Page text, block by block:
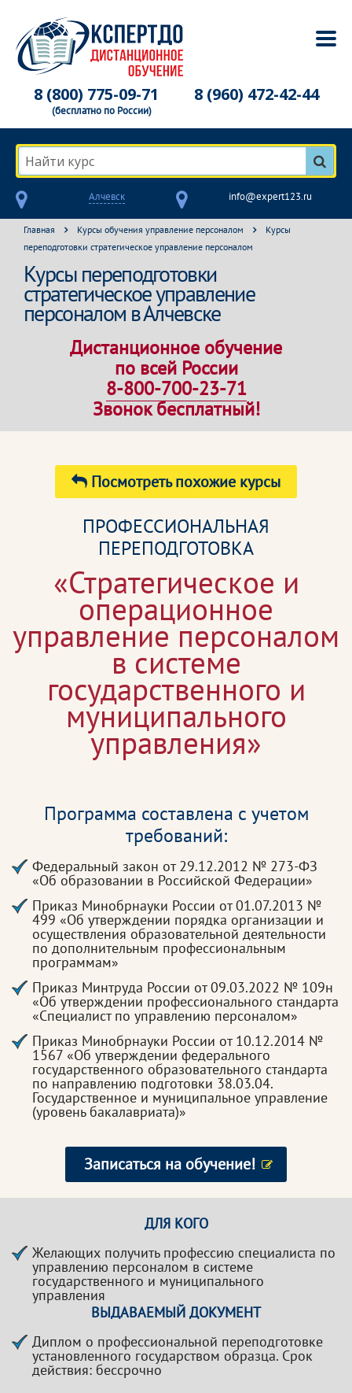
8 (800) 775-09-71
(бесплатно по России)
8 (960) 472-42-44
Найти курс
Алчевск info@expert123.ru
Главная Курсы обучения управление персоналом
Курсы
переподготовки стратегическое управление персоналом
Курсы переподготовки
стратегическое управление
персоналом в Алчевске
Дистанционное обучение
по всей России
8-800-700-23-71
Звонок бесплатный!
Посмотреть похожие курсы
ПРОФЕССИОНАЛЬНАЯ
ПЕРЕПОДГОТОВКА
«Стратегическое и
операционное
управление персоналом
в системе
государственного и
муниципального
управления»
Программа составлена с учетом
требований:
Федеральный закон от 29.12.2012 № 273-ФЗ
«Об образовании в Российской Федерации»
Приказ Минобрнауки России от 01.07.2013 №
499 «Об утверждении порядка организации и
осуществления образовательной деятельности
по дополнительным профессиональным
программам»
Приказ Минтруда России от 09.03.2022 № 109н
«Об утверждении профессионального стандарта
«Специалист по управлению персоналом»
Приказ Минобрнауки России от 10.12.2014 №
1567 «Об утверждении федерального
государственного образовательного стандарта
по направлению подготовки 38.03.04.
Государственное и муниципальное управление
(уровень бакалавриата)»
Записаться на обучение!
ДЛЯ КОГО
Желающих получить профессию специалиста по
управлению персоналом в системе
государственного и муниципального
управления
ВЫДАВАЕМЫЙ ДОКУМЕНТ
Диплом о профессиональной переподготовке
установленного государством образца. Срок
действия: бессрочно